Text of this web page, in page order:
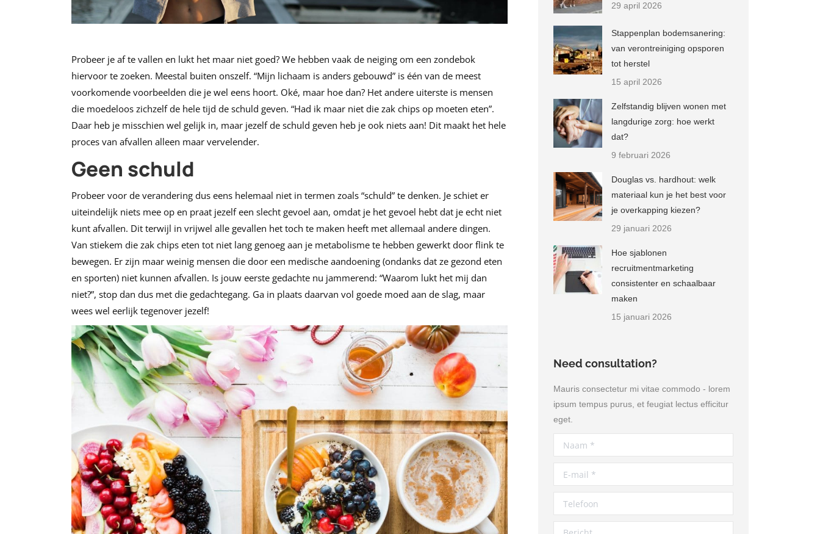
Probeer je af te vallen en lukt het maar niet goed? We hebben vaak de neiging om een zondebok
hiervoor te zoeken. Meestal buiten onszelf. “Mijn lichaam is anders gebouwd” is één van de meest
voorkomende voorbeelden die je wel eens hoort. Oké, maar hoe dan? Het andere uiterste is mensen
die moedeloos zichzelf de hele tijd de schuld geven. “Had ik maar niet die zak chips op moeten eten”.
Daar heb je misschien wel gelijk in, maar jezelf de schuld geven heb je ook niets aan! Dit maakt het hele
proces van afvallen alleen maar vervelender.
Geen schuld
Probeer voor de verandering dus eens helemaal niet in termen zoals “schuld” te denken. Je schiet er
uiteindelijk niets mee op en praat jezelf een slecht gevoel aan, omdat je het gevoel hebt dat je echt niet
kunt afvallen. Dit terwijl in vrijwel alle gevallen het toch te maken heeft met allemaal andere dingen.
Van stiekem die zak chips eten tot niet lang genoeg aan je metabolisme te hebben gewerkt door flink te
bewegen. Er zijn maar weinig mensen die door een medische aandoening (ondanks dat ze gezond eten
en sporten) niet kunnen afvallen. Is jouw eerste gedachte nu jammerend: “Waarom lukt het mij dan
niet?”, stop dan dus met die gedachtegang. Ga in plaats daarvan vol goede moed aan de slag, maar
wees wel eerlijk tegenover jezelf!
29 april 2026
Stappenplan bodemsanering:
van verontreiniging opsporen
tot herstel
15 april 2026
Zelfstandig blijven wonen met
langdurige zorg: hoe werkt
dat?
9 februari 2026
Douglas vs. hardhout: welk
materiaal kun je het best voor
je overkapping kiezen?
29 januari 2026
Hoe sjablonen
recruitmentmarketing
consistenter en schaalbaar
maken
15 januari 2026
Need consultation?
Mauris consectetur mi vitae commodo - lorem
ipsum tempus purus, et feugiat lectus efficitur
eget.
Naam *
E-mail *
Telefoon
Bericht